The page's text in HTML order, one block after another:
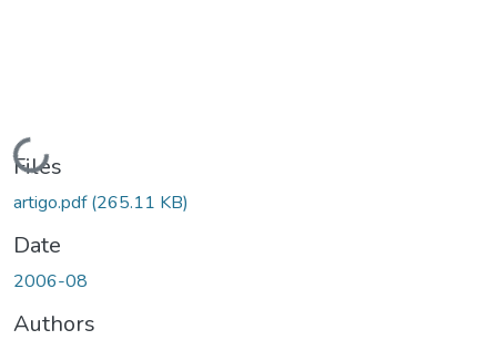
Loading...
Files
artigo.pdf(265.11 KB)
Date
2006-08
Authors